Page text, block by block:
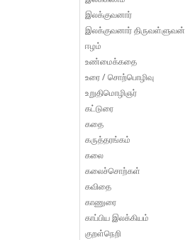
இலக்குவனார்
இலக்குவனார் திருவள்ளுவன்
ஈழம்
உண்மைக்கதை
உரை / சொற்பொழிவு
உறுதிமொழிஞர்
கட்டுரை
கதை
கருத்தரங்கம்
கலை
கலைச்சொற்கள்
கவிதை
காணுரை
காப்பிய இலக்கியம்
குறள்நெறி